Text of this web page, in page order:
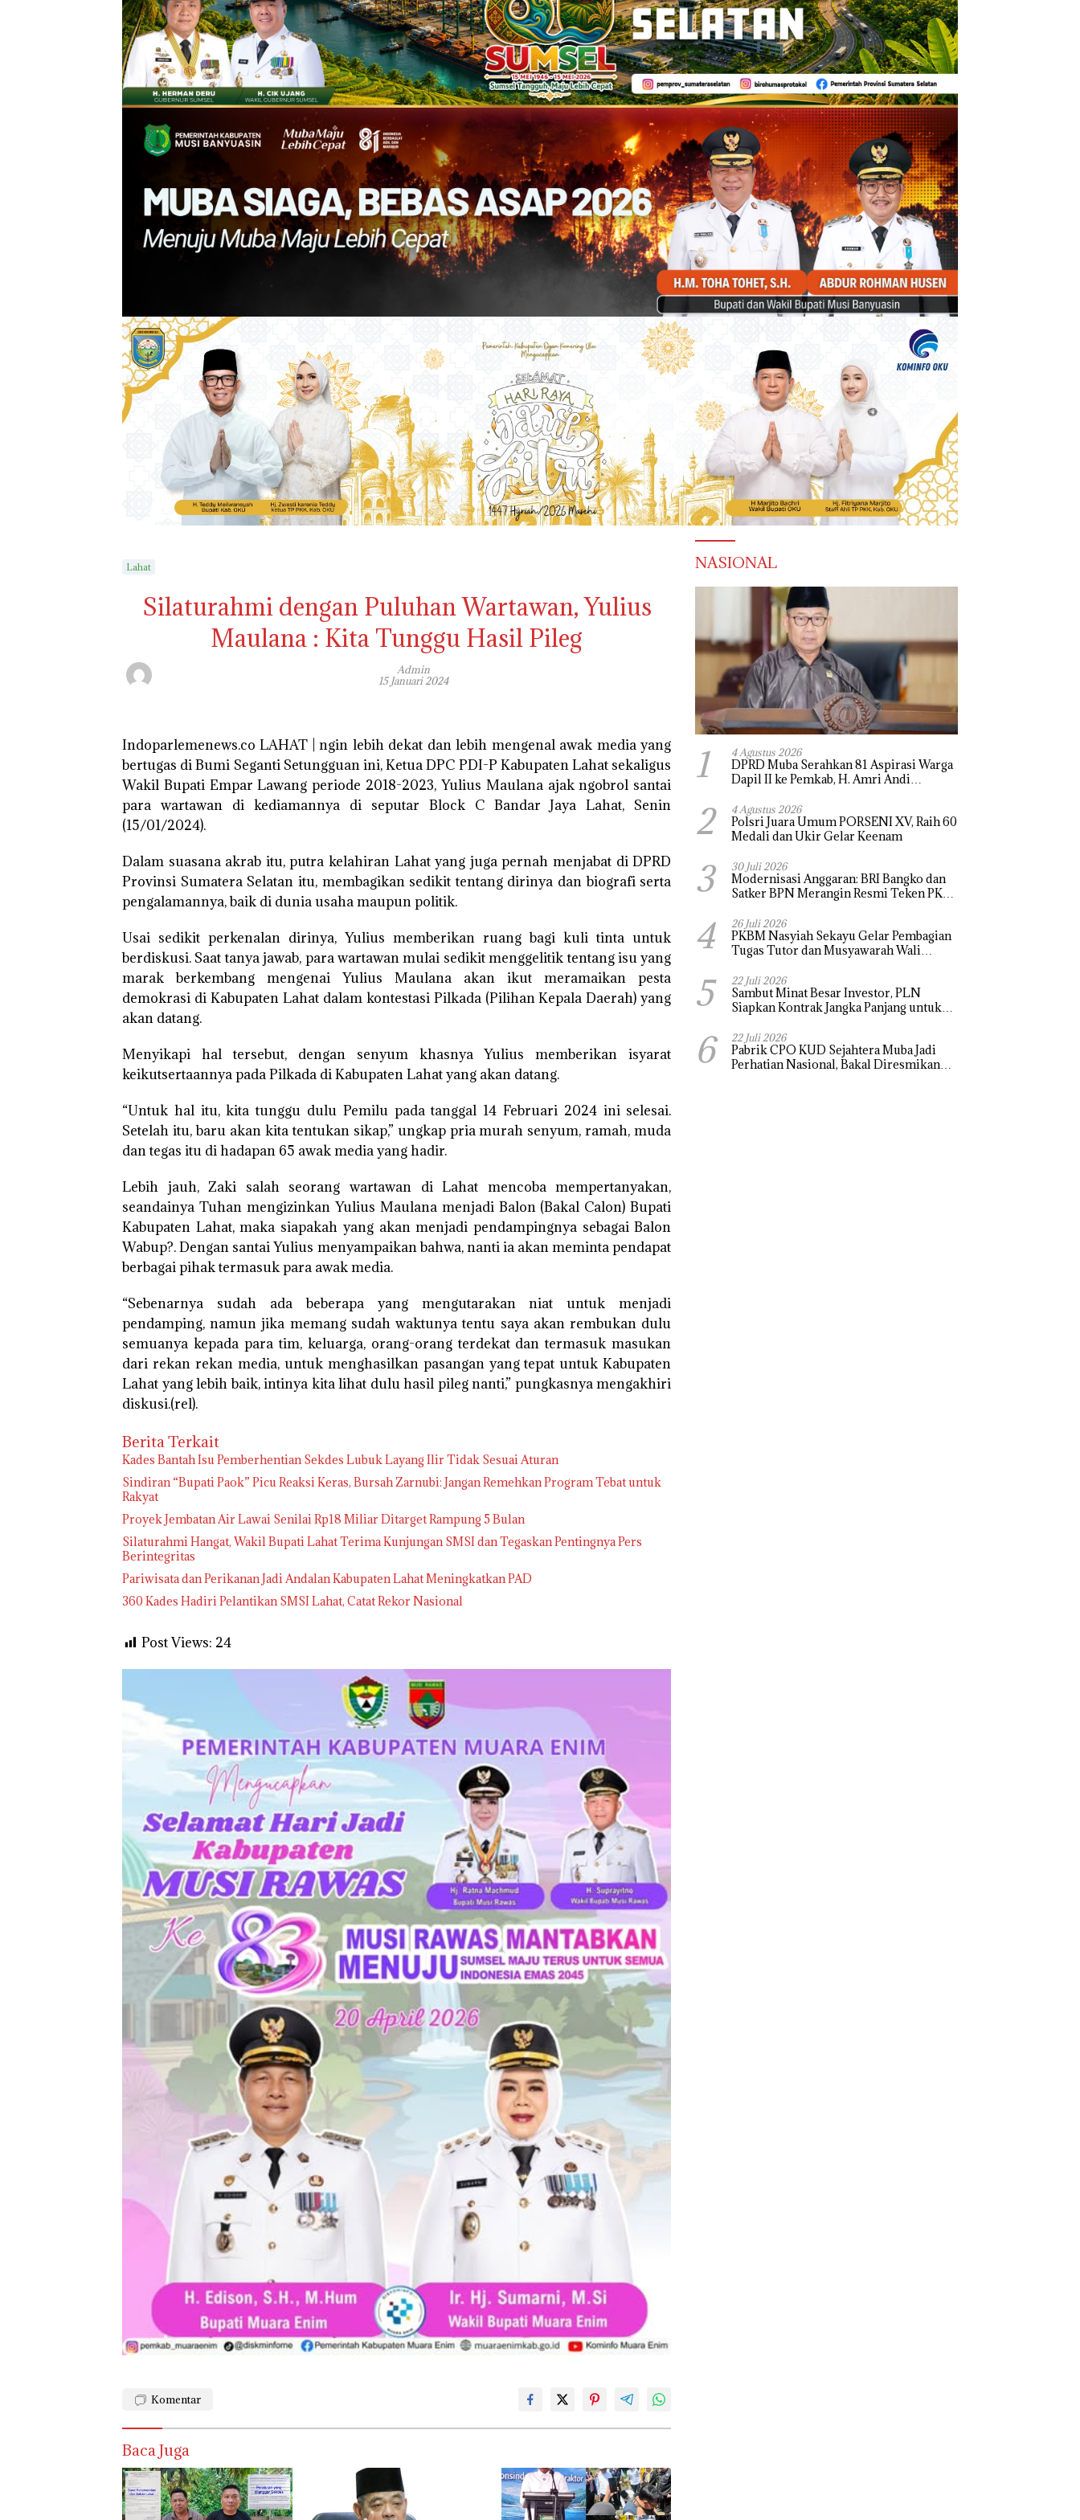
Lahat
Silaturahmi dengan Puluhan Wartawan, Yulius
Maulana : Kita Tunggu Hasil Pileg
Admin
15 Januari 2024
Indoparlemenews.co LAHAT | ngin lebih dekat dan lebih mengenal awak media yang
bertugas di Bumi Seganti Setungguan ini, Ketua DPC PDI-P Kabupaten Lahat sekaligus
Wakil Bupati Empar Lawang periode 2018-2023, Yulius Maulana ajak ngobrol santai
para wartawan di kediamannya di seputar Block C Bandar Jaya Lahat, Senin
(15/01/2024).
Dalam suasana akrab itu, putra kelahiran Lahat yang juga pernah menjabat di DPRD
Provinsi Sumatera Selatan itu, membagikan sedikit tentang dirinya dan biografi serta
pengalamannya, baik di dunia usaha maupun politik.
Usai sedikit perkenalan dirinya, Yulius memberikan ruang bagi kuli tinta untuk
berdiskusi. Saat tanya jawab, para wartawan mulai sedikit menggelitik tentang isu yang
marak berkembang mengenai Yulius Maulana akan ikut meramaikan pesta
demokrasi di Kabupaten Lahat dalam kontestasi Pilkada (Pilihan Kepala Daerah) yang
akan datang.
Menyikapi hal tersebut, dengan senyum khasnya Yulius memberikan isyarat
keikutsertaannya pada Pilkada di Kabupaten Lahat yang akan datang.
“Untuk hal itu, kita tunggu dulu Pemilu pada tanggal 14 Februari 2024 ini selesai.
Setelah itu, baru akan kita tentukan sikap,” ungkap pria murah senyum, ramah, muda
dan tegas itu di hadapan 65 awak media yang hadir.
Lebih jauh, Zaki salah seorang wartawan di Lahat mencoba mempertanyakan,
seandainya Tuhan mengizinkan Yulius Maulana menjadi Balon (Bakal Calon) Bupati
Kabupaten Lahat, maka siapakah yang akan menjadi pendampingnya sebagai Balon
Wabup?. Dengan santai Yulius menyampaikan bahwa, nanti ia akan meminta pendapat
berbagai pihak termasuk para awak media.
“Sebenarnya sudah ada beberapa yang mengutarakan niat untuk menjadi
pendamping, namun jika memang sudah waktunya tentu saya akan rembukan dulu
semuanya kepada para tim, keluarga, orang-orang terdekat dan termasuk masukan
dari rekan rekan media, untuk menghasilkan pasangan yang tepat untuk Kabupaten
Lahat yang lebih baik, intinya kita lihat dulu hasil pileg nanti,” pungkasnya mengakhiri
diskusi.(rel).
Berita Terkait
Kades Bantah Isu Pemberhentian Sekdes Lubuk Layang Ilir Tidak Sesuai Aturan
Sindiran “Bupati Paok” Picu Reaksi Keras, Bursah Zarnubi: Jangan Remehkan Program Tebat untuk
Rakyat
Proyek Jembatan Air Lawai Senilai Rp18 Miliar Ditarget Rampung 5 Bulan
Silaturahmi Hangat, Wakil Bupati Lahat Terima Kunjungan SMSI dan Tegaskan Pentingnya Pers
Berintegritas
Pariwisata dan Perikanan Jadi Andalan Kabupaten Lahat Meningkatkan PAD
360 Kades Hadiri Pelantikan SMSI Lahat, Catat Rekor Nasional
Post Views: 24
Komentar
Baca Juga
NASIONAL
1 4 Agustus 2026
DPRD Muba Serahkan 81 Aspirasi Warga
Dapil II ke Pemkab, H. Amri Andi
2 4 Agustus 2026
Polsri Juara Umum PORSENI XV, Raih 60
Medali dan Ukir Gelar Keenam
3 30 Juli 2026
Modernisasi Anggaran: BRI Bangko dan
Satker BPN Merangin Resmi Teken PKS
4 26 Juli 2026
PKBM Nasyiah Sekayu Gelar Pembagian
Tugas Tutor dan Musyawarah Wali
5 22 Juli 2026
Sambut Minat Besar Investor, PLN
Siapkan Kontrak Jangka Panjang untuk
6 22 Juli 2026
Pabrik CPO KUD Sejahtera Muba Jadi
Perhatian Nasional, Bakal Diresmikan